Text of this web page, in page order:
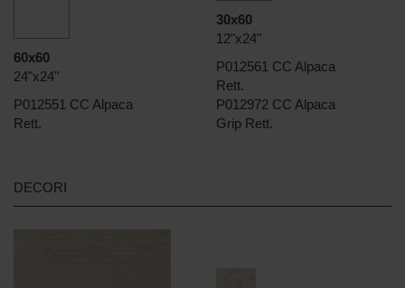
60x60
24"x24"
P012551 CC Alpaca
Rett.
30x60
12"x24"
P012561 CC Alpaca
Rett.
P012972 CC Alpaca
Grip Rett.
DECORI